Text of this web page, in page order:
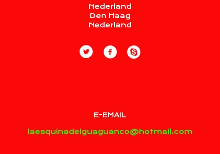
Nederland
Den Haag
Nederland
E-EMAIL
laesquinadelguaguanco@hotmail.com